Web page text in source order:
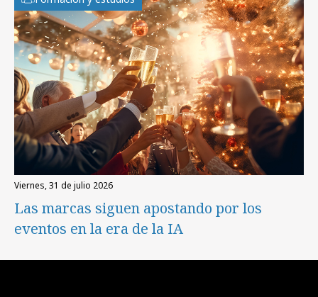
viernes, 31 de julio 2026
Las marcas siguen apostando por los
eventos en la era de la IA